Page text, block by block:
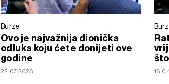
Burze
Ovo je najvažnija dionička
odluka koju ćete donijeti ove
godine
22.07.2026